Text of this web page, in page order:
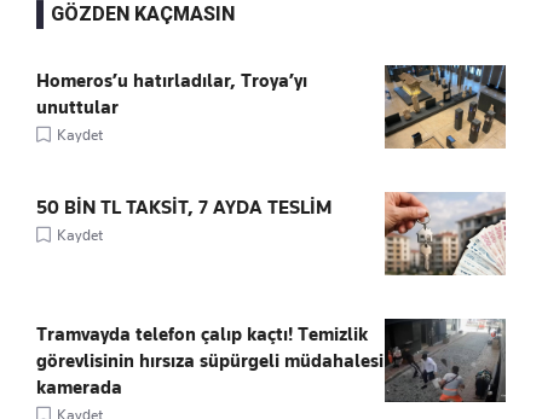
GÖZDEN KAÇMASIN
Homeros’u hatırladılar, Troya’yı
unuttular
Kaydet
50 BİN TL TAKSİT, 7 AYDA TESLİM
Kaydet
Tramvayda telefon çalıp kaçtı! Temizlik
görevlisinin hırsıza süpürgeli müdahalesi
kamerada
Kaydet